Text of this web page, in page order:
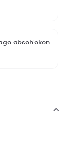
abschicken